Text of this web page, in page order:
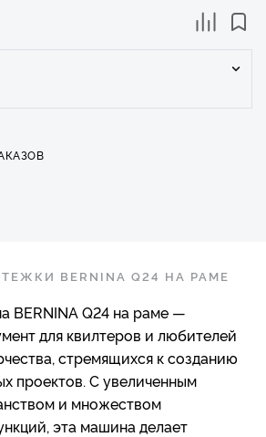
BERNINA Q24 НА РАМЕ
BERNINA Q24 на раме —
для квилтеров и любителей
стремящихся к созданию
проектов. С увеличенным
и множеством
эта машина делает